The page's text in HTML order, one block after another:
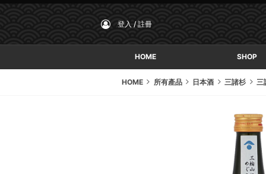
登入 / 註冊
HOME SHOP
HOME 所有產品 日本酒 三諸杉 三